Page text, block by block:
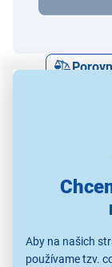
Aby na našich
používame tzv.
Alternatívy k
Siemens Brita
39,90 €